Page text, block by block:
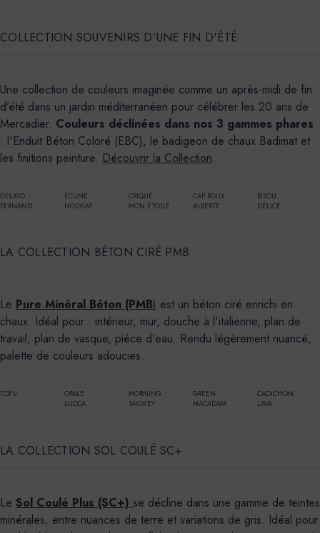
COLLECTION SOUVENIRS D'UNE FIN D'ÉTÉ
Une collection de couleurs imaginée comme un après-midi de fin
d’été dans un jardin méditerranéen pour célébrer les 20 ans de
Mercadier. Couleurs déclinées dans nos 3 gammes phares
: l'Enduit Béton Coloré (EBC), le badigeon de chaux Badimat et
les finitions peinture. Découvrir la Collection.
GELATO
FERNAND
ÉCUME
NOUGAT
CRIQUE
MON ÉTOILE
CAP ROUX
ALBERTE
BISOU
DÉLICE
LA COLLECTION BÉTON CIRÉ PMB
Le Pure Minéral Béton (PMB) est un béton ciré enrichi en
chaux. Idéal pour : intérieur, mur, douche à l'italienne, plan de
travail, plan de vasque, pièce d'eau. Rendu légèrement nuancé,
palette de couleurs adoucies.
TOFU
OPALE
LUCCA
MORNING
SMOKEY
GREEN
MACADAM
CADICHON
LAVA
LA COLLECTION SOL COULÉ SC+
Le Sol Coulé Plus (SC+) se décline dans une gamme de teintes
minérales, entre nuances de terre et variations de gris. Idéal pour